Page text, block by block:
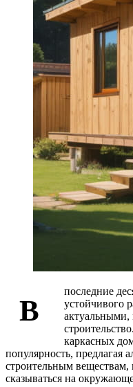
В
последние
устойчивого
актуальными,
каркасных
популярность, предлагая
строительным веществам,
сказываться на